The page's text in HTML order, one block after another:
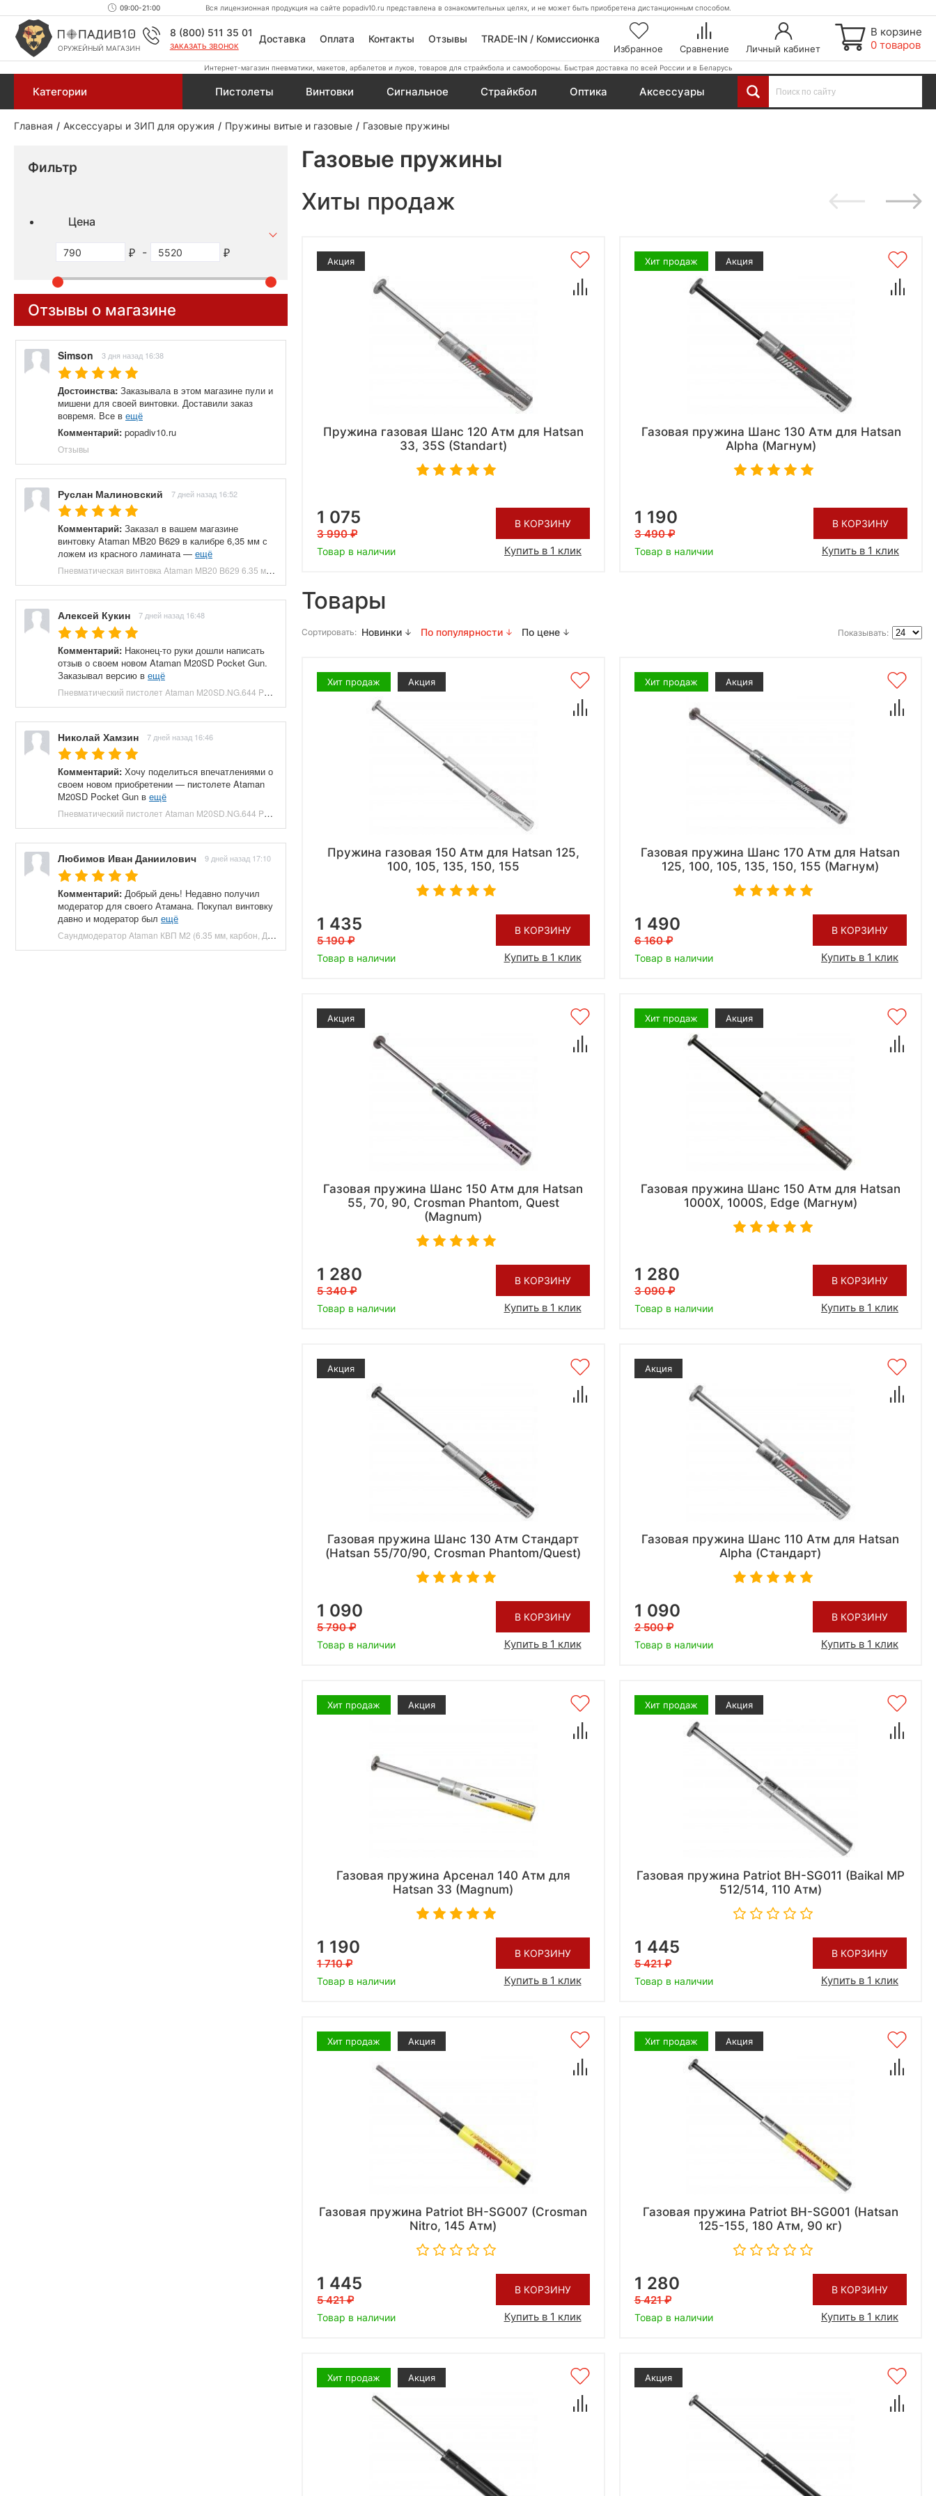
09:00-21:00 Вся лицензионная продукция на сайте popadiv10.ru представлена в ознакомительных целях, и не может быть приобретена дистанционным способом.
ОРУЖЕЙНЫЙ МАГАЗИН
8 (800) 511 35 01
ЗАКАЗАТЬ ЗВОНОК
Доставка Оплата Контакты Отзывы TRADE-IN / Комиссионка
Избранное Сравнение Личный кабинет
В корзине
0 товаров
Интернет-магазин пневматики, макетов, арбалетов и луков, товаров для страйкбола и самообороны. Быстрая доставка по всей России и в Беларусь
Категории Пистолеты Винтовки Сигнальное Страйкбол Оптика Аксессуары
Главная Аксессуары и ЗИП для оружия Пружины витые и газовые Газовые пружины
Фильтр
Цена
-
Отзывы о магазине
Simson 3 дня назад 16:38
Достоинства: Заказывала в этом магазине пули и
мишени для своей винтовки. Доставили заказ
вовремя. Все в ещё
Комментарий: popadiv10.ru
Отзывы
Руслан Малиновский 7 дней назад 16:52
Комментарий: Заказал в вашем магазине
винтовку Ataman MB20 B629 в калибре 6,35 мм с
ложем из красного ламината — ещё
Пневматическая винтовка Ataman MB20 B629 6.35 мм (редуктор, под полнотел, колба, красный ламинат) купить в Москве и СПБ, цена 153100 руб. Доставка по РФ!
Алексей Кукин 7 дней назад 16:48
Комментарий: Наконец-то руки дошли написать
отзыв о своем новом Ataman M20SD Pocket Gun.
Заказывал версию в ещё
Пневматический пистолет Ataman M20SD.NG.644 Pocket Gun 6.35 мм (приклад, полнотел, бук, зеленый) купить в Москве и СПБ, цена 130000 руб. Доставка по РФ!
Николай Хамзин 7 дней назад 16:46
Комментарий: Хочу поделиться впечатлениями о
своем новом приобретении — пистолете Ataman
M20SD Pocket Gun в ещё
Пневматический пистолет Ataman M20SD.NG.644 Pocket Gun 6.35 мм (приклад, полнотел, бук, красный) купить в Москве и СПБ, цена 130000 руб. Доставка по РФ!
Любимов Иван Даниилович 9 дней назад 17:10
Комментарий: Добрый день! Недавно получил
модератор для своего Атамана. Покупал винтовку
давно и модератор был ещё
Саундмодератор Ataman КВП M2 (6.35 мм, карбон, ДТК) купить в Москве и СПБ, цена 12210 руб. Доставка по РФ!
Газовые пружины
Хиты продаж
Акция
Пружина газовая Шанс 120 Атм для Hatsan
33, 35S (Standart)
1 075
3 990
Товар в наличии
В КОРЗИНУ
Купить в 1 клик
Хит продаж Акция
Газовая пружина Шанс 130 Атм для Hatsan
Alpha (Магнум)
1 190
3 490
Товар в наличии
В КОРЗИНУ
Купить в 1 клик
Товары
Сортировать: Новинки По популярности По цене Показывать:
Хит продаж Акция
Пружина газовая 150 Атм для Hatsan 125,
100, 105, 135, 150, 155
1 435
5 190
Товар в наличии
В КОРЗИНУ
Купить в 1 клик
Хит продаж Акция
Газовая пружина Шанс 170 Атм для Hatsan
125, 100, 105, 135, 150, 155 (Магнум)
1 490
6 160
Товар в наличии
В КОРЗИНУ
Купить в 1 клик
Акция
Газовая пружина Шанс 150 Атм для Hatsan
55, 70, 90, Crosman Phantom, Quest
(Magnum)
1 280
5 340
Товар в наличии
В КОРЗИНУ
Купить в 1 клик
Хит продаж Акция
Газовая пружина Шанс 150 Атм для Hatsan
1000X, 1000S, Edge (Магнум)
1 280
3 090
Товар в наличии
В КОРЗИНУ
Купить в 1 клик
Акция
Газовая пружина Шанс 130 Атм Стандарт
(Hatsan 55/70/90, Crosman Phantom/Quest)
1 090
5 790
Товар в наличии
В КОРЗИНУ
Купить в 1 клик
Акция
Газовая пружина Шанс 110 Атм для Hatsan
Alpha (Стандарт)
1 090
2 500
Товар в наличии
В КОРЗИНУ
Купить в 1 клик
Хит продаж Акция
Газовая пружина Арсенал 140 Атм для
Hatsan 33 (Magnum)
1 190
1 710
Товар в наличии
В КОРЗИНУ
Купить в 1 клик
Хит продаж Акция
Газовая пружина Patriot BH-SG011 (Baikal МР
512/514, 110 Атм)
1 445
5 421
Товар в наличии
В КОРЗИНУ
Купить в 1 клик
Хит продаж Акция
Газовая пружина Patriot BH-SG007 (Crosman
Nitro, 145 Атм)
1 445
5 421
Товар в наличии
В КОРЗИНУ
Купить в 1 клик
Хит продаж Акция
Газовая пружина Patriot BH-SG001 (Hatsan
125-155, 180 Атм, 90 кг)
1 280
5 421
Товар в наличии
В КОРЗИНУ
Купить в 1 клик
Хит продаж Акция Акция